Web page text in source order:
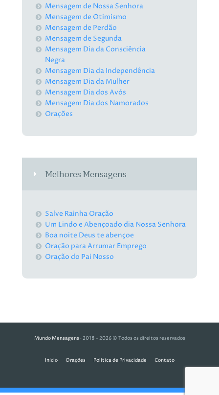
Mensagem de Nossa Senhora
Mensagem de Otimismo
Mensagem de Perdão
Mensagem de Segunda
Mensagem Dia da Consciência
Negra
Mensagem Dia da Independência
Mensagem Dia da Mulher
Mensagem Dia dos Avós
Mensagem Dia dos Namorados
Orações
Melhores Mensagens
Salve Rainha Oração
Um Lindo e Abençoado dia Nossa Senhora
Boa noite Deus te abençoe
Oração para Arrumar Emprego
Oração do Pai Nosso
Mundo Mensagens· 2018 - 2026 © Todos os direitos reservados
Início Orações Política de Privacidade Contato